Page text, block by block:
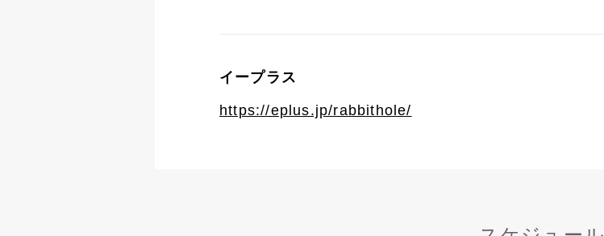
イープラス
https://eplus.jp/rabbithole/